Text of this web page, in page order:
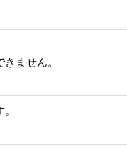
ません。